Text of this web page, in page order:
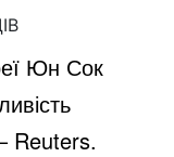
Юн Сок
Reuters.